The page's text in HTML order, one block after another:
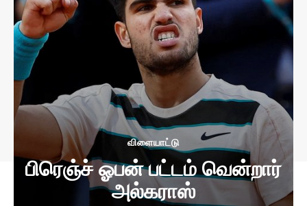
விளையாட்டு
பிரெஞ்ச் ஓபன் பட்டம் வென்றார்
அல்கராஸ்